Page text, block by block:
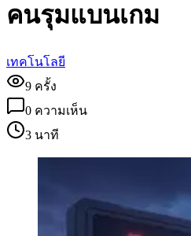
คนรุมแบนเกม
เทคโนโลยี
9 ครั้ง
0 ความเห็น
3 นาที